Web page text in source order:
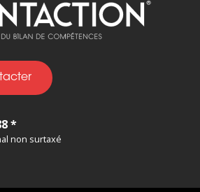
*
non surtaxé